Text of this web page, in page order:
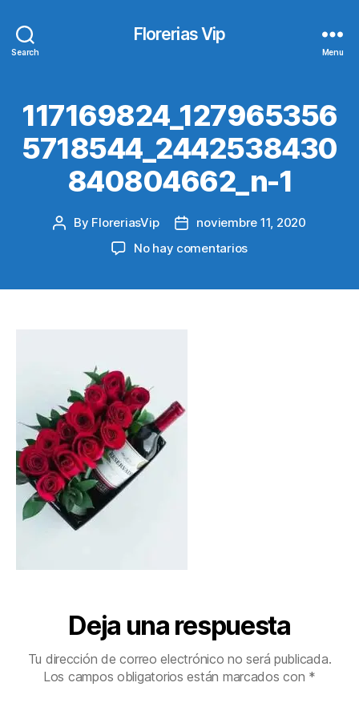
Search
Florerias Vip
Menu
117169824_127965356
5718544_2442538430
840804662_n-1
Post
By FloreriasVip
Postnoviembre 11, 2020
No hay comentariosen
Deja una respuesta
Tu dirección de correo electrónico no será publicada.
Los campos obligatorios están marcados con *